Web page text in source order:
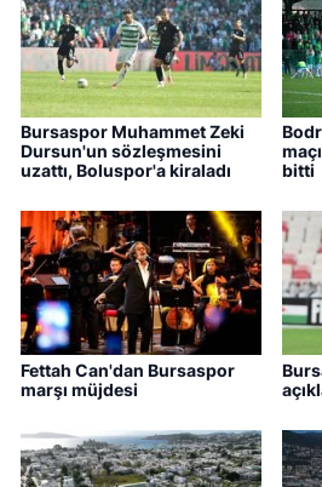
Bursaspor Muhammet Zeki
Dursun'un sözleşmesini
uzattı, Boluspor'a kiraladı
bitti
Fettah Can'dan Bursaspor
marşı müjdesi